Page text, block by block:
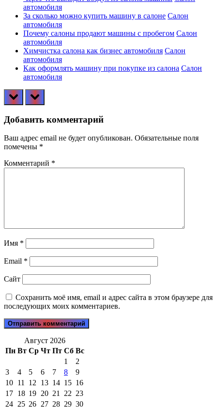
автомобиля
За сколько можно купить машину в салоне Салон
автомобиля
Почему салоны продают машины с пробегом Салон
автомобиля
Химчистка салона как бизнес автомобиля Салон
автомобиля
Как оформлять машину при покупке из салона Салон
автомобиля
prev next
Добавить комментарий
Ваш адрес email не будет опубликован. Обязательные поля
помечены *
Комментарий *
Имя *
Email *
Сайт
Сохранить моё имя, email и адрес сайта в этом браузере для
последующих моих комментариев.
Август 2026
Пн Вт Ср Чт Пт Сб Вс
1
2
3
4 5 6 7 8
9
10 11 12 13 14 15 16
17 18 19 20 21 22 23
24 25 26 27 28 29 30